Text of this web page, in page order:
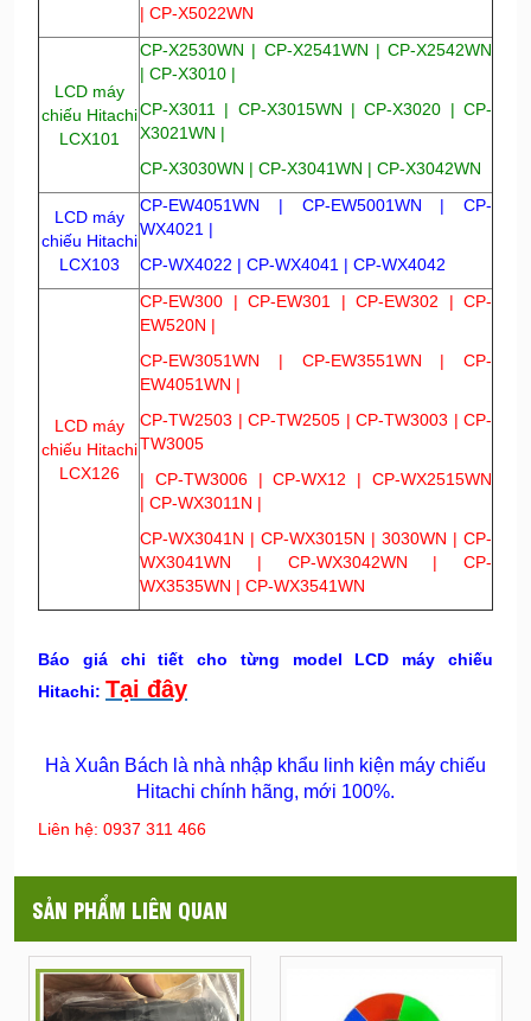
| CP-X5022WN
LCD máy
chiếu Hitachi
LCX101
CP-X2530WN | CP-X2541WN | CP-X2542WN
| CP-X3010 |
CP-X3011 | CP-X3015WN | CP-X3020 | CP-
X3021WN |
CP-X3030WN | CP-X3041WN | CP-X3042WN
LCD máy
chiếu Hitachi
LCX103
CP-EW4051WN | CP-EW5001WN | CP-
WX4021 |
CP-WX4022 | CP-WX4041 | CP-WX4042
LCD máy
chiếu Hitachi
LCX126
CP-EW300 | CP-EW301 | CP-EW302 | CP-
EW520N |
CP-EW3051WN | CP-EW3551WN | CP-
EW4051WN |
CP-TW2503 | CP-TW2505 | CP-TW3003 | CP-
TW3005
| CP-TW3006 | CP-WX12 | CP-WX2515WN
| CP-WX3011N |
CP-WX3041N | CP-WX3015N | 3030WN | CP-
WX3041WN | CP-WX3042WN | CP-
WX3535WN | CP-WX3541WN
Báo giá chi tiết cho từng model LCD máy chiếu
Hitachi: Tại đây
Hà Xuân Bách là nhà nhập khẩu linh kiện máy chiếu
Hitachi chính hãng, mới 100%.
Liên hệ: 0937 311 466
SẢN PHẨM LIÊN QUAN